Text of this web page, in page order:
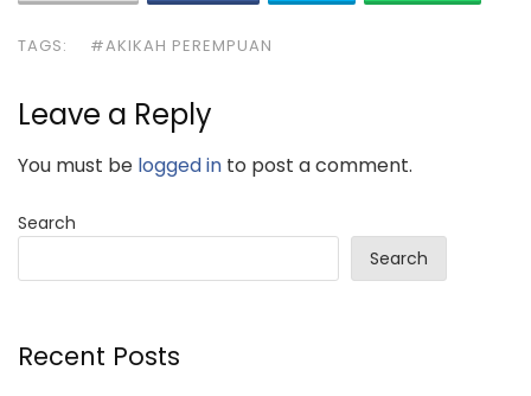
TAGS: #AKIKAH PEREMPUAN
Leave a Reply
You must be logged in to post a comment.
Search
Search
Recent Posts